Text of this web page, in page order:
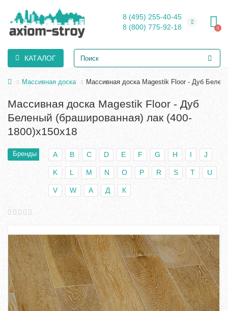
8 (495) 255-40-45
8 (800) 775-92-18
0
КАТАЛОГ
Массивная доска Массивная доска Magestik Floor - Дуб
Массивная доска Magestik Floor - Дуб
Беленый (брашированная) лак (400-
1800)х150х18
Бренды A B C D E F G H I J
K L M N O P R S T U
V W А Д К